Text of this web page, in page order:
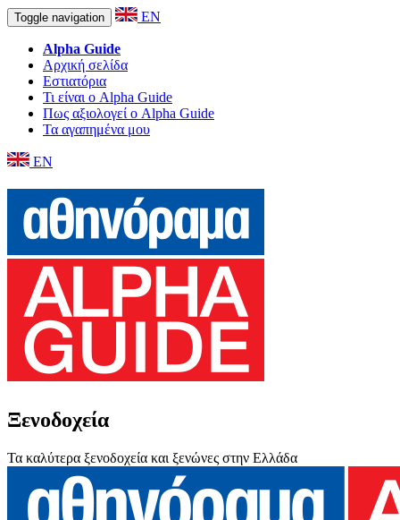
Toggle navigation EN
Alpha Guide
Αρχική σελίδα
Εστιατόρια
Τι είναι ο Alpha Guide
Πως αξιολογεί ο Alpha Guide
Τα αγαπημένα μου
EN
Ξενοδοχεία
Τα καλύτερα ξενοδοχεία και ξενώνες στην Ελλάδα